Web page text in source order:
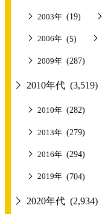
2003年 (19)
2006年 (5)
2009年 (287)
2010年代 (3,519)
2010年 (282)
2013年 (279)
2016年 (294)
2019年 (704)
2020年代 (2,934)